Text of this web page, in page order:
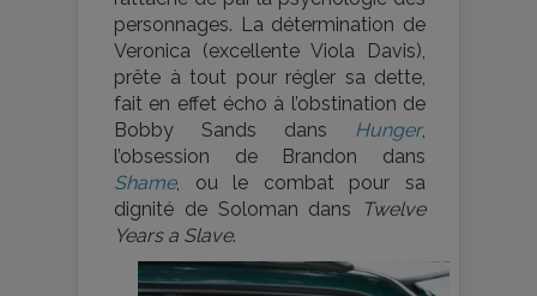
personnages. La détermination de
Veronica (excellente Viola Davis),
prête à tout pour régler sa dette,
fait en effet écho à l’obstination de
Bobby Sands dans
Hunger,
l’obsession de Brandon dans
Shame, ou le combat pour sa
dignité de Soloman dans
Twelve
Years a Slave.